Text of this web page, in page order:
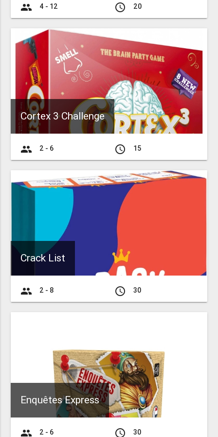
group 4 - 12 access_time 20
Cortex 3 Challenge
group 2 - 6 access_time 15
Crack List
group 2 - 8 access_time 30
Enquêtes Express
group 2 - 6 access_time 30